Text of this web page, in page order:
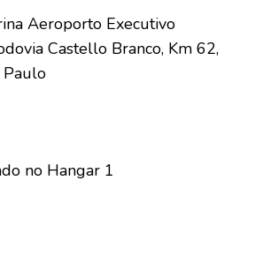
Aeroporto Executivo
Castello Branco, Km 62,
Paulo
no Hangar 1